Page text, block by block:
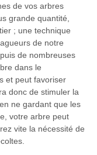
de vos arbres
grande quantité,
; une technique
de notre
de nombreuses
dans le
et peut favoriser
donc de stimuler la
ne gardant que les
votre arbre peut
vite la nécessité de